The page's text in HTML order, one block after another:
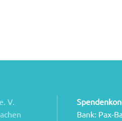
V.
Bank: Pax-